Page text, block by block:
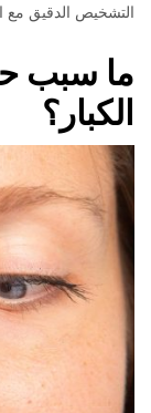
التشخيص الدقيق مع
ما سبب
الكبار؟